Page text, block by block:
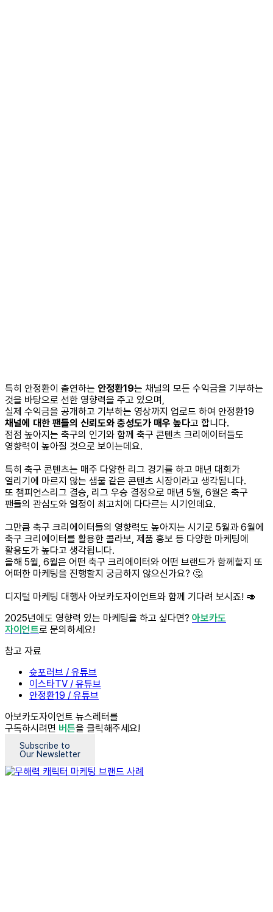
특히 안정환이 출연하는 안정환19는 채널의 모든 수익금을 기부하는
것을 바탕으로 선한 영향력을 주고 있으며,
실제 수익금을 공개하고 기부하는 영상까지 업로드 하여 안정환19
채널에 대한 팬들의 신뢰도와 충성도가 매우 높다고 합니다.
점점 높아지는 축구의 인기와 함께 축구 콘텐츠 크리에이터들도
영향력이 높아질 것으로 보이는데요.
특히 축구 콘텐츠는 매주 다양한 리그 경기를 하고 매년 대회가
열리기에 마르지 않는 샘물 같은 콘텐츠 시장이라고 생각됩니다.
또 챔피언스리그 결승, 리그 우승 결정으로 매년 5월, 6월은 축구
팬들의 관심도와 열정이 최고치에 다다르는 시기인데요.
그만큼 축구 크리에이터들의 영향력도 높아지는 시기로 5월과 6월에
축구 크리에이터를 활용한 콜라보, 제품 홍보 등 다양한 마케팅에
활용도가 높다고 생각됩니다.
올해 5월, 6월은 어떤 축구 크리에이터와 어떤 브랜드가 함께할지 또
어떠한 마케팅을 진행할지 궁금하지 않으신가요? 🤔
디지털 마케팅 대행사 아보카도자이언트와 함께 기다려 보시죠! 🥑
2025년에도 영향력 있는 마케팅을 하고 싶다면? 아보카도
자이언트로 문의하세요!
참고 자료
슛포러브 / 유튜브
이스타TV / 유튜브
안정환19 / 유튜브
아보카도자이언트 뉴스레터를
구독하시려면 버튼을 클릭해주세요!
Subscribe to
Our Newsletter